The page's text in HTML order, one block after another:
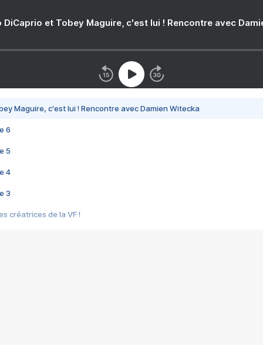
DiCaprio et Tobey Maguire, c'est lui ! Rencontre avec
Maguire, c'est lui ! Rencontre avec Damien Witecka
6
5
4
3
créatrices de la VF !